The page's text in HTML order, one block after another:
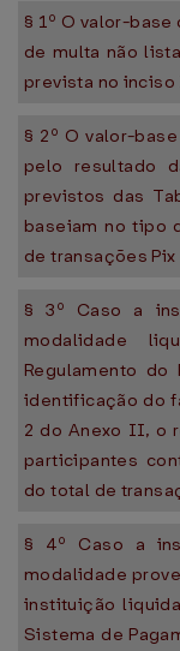
§ 1º O valor-
de multa não
prevista no
§ 2º O valor-
pelo resultado
previstos das
baseiam no tipo
de transações
§ 3º Caso a
modalidade
Regulamento
identificação do
2 do Anexo II, o
participantes
do total de
§ 4º Caso a
modalidade
instituição
Sistema de